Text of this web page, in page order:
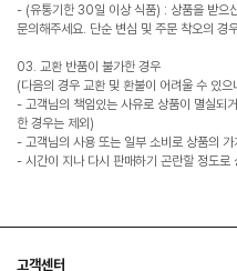
- (유통기한 30일 이상 식품) : 상품을 받으
문의해주세요. 단순 변심 및 주문 착오의 경
03. 교환 반품이 불가한 경우
(다음의 경우 교환 및 환불이 어려울 수 있으
- 고객님의 책임있는 사유로 상품이 멸실되
한 경우는 제외)
- 고객님의 사용 또는 일부 소비로 상품의
- 시간이 지나 다시 판매하기 곤란할 정도로
고객센터